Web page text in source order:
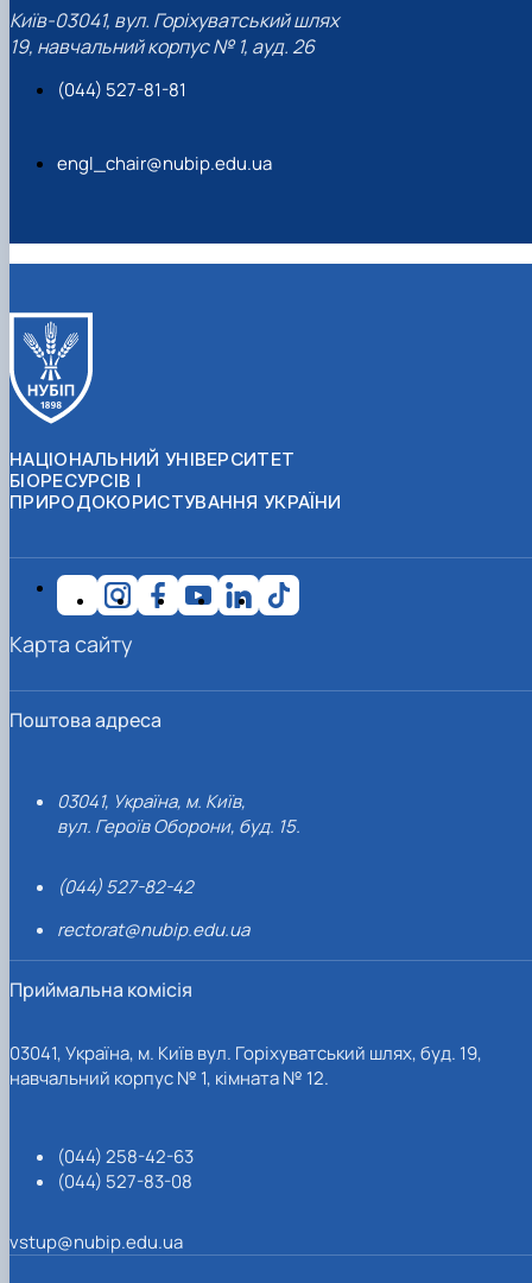
19, навчальний корпус № 1, ауд. 26
НАЦІОНАЛЬНИЙ УНІВЕРСИТЕТ
БІОРЕСУРСІВ І
ПРИРОДОКОРИСТУВАННЯ УКРАЇНИ
Поштова адреса
03041, Україна, м. Київ,
вул. Героїв Оборони, буд. 15.
(044) 527-82-42
Приймальна комісія
03041, Україна, м. Київ вул. Горіхуватський шлях, буд. 19,
навчальний корпус № 1, кімната № 12.
(044) 258-42-63
Карта сайту